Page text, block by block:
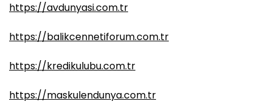
https://avdunyasi.com.tr
https://balikcennetiforum.com.tr
https://kredikulubu.com.tr
https://maskulendunya.com.tr